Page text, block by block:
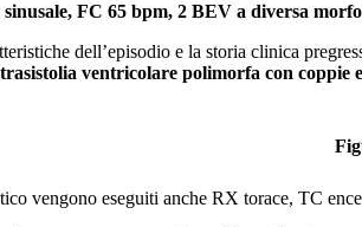
FC 65 bpm, 2 BEV a diversa
dell’episodio e la storia clinica
ventricolare polimorfa con coppie
vengono eseguiti anche RX torace, TC